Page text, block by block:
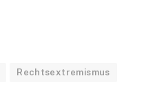
Rechtsextremismus